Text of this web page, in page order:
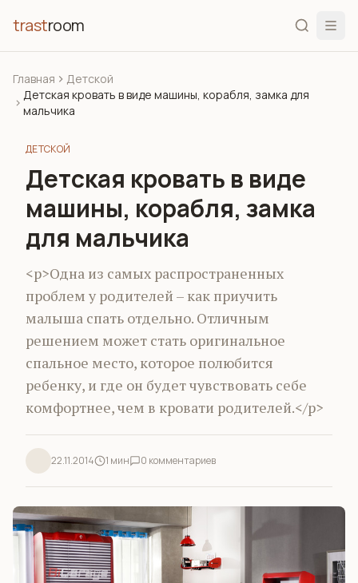
trastroom
Главная
Детской
Детская кровать в виде машины, корабля, замка для
мальчика
ДЕТСКОЙ
Детская кровать в виде
машины, корабля, замка
для мальчика
<p>Одна из самых распространенных
проблем у родителей – как приучить
малыша спать отдельно. Отличным
решением может стать оригинальное
спальное место, которое полюбится
ребенку, и где он будет чувствовать себе
комфортнее, чем в кровати родителей.</p>
22.11.2014 1 мин 0 комментариев